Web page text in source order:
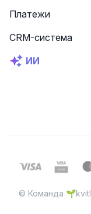
Платежи
CRM-система
ИИ
© Команда